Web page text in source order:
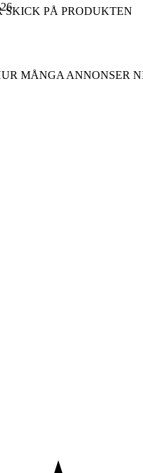
SKICK PÅ PRODUKTEN
MÅNGA ANNONSER